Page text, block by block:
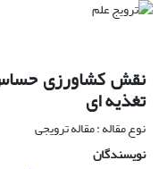
نقش کشاورزی
تغذیه ای
نوع مقاله : مقاله ترویجی
نویسندگان